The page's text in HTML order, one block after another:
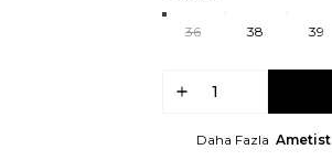
36 38 39
Daha Fazla Ametist